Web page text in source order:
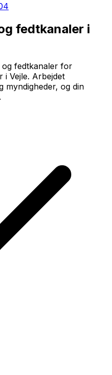
fedtkanaler i
fedtkanaler for
i Vejle. Arbejdet
myndigheder, og din